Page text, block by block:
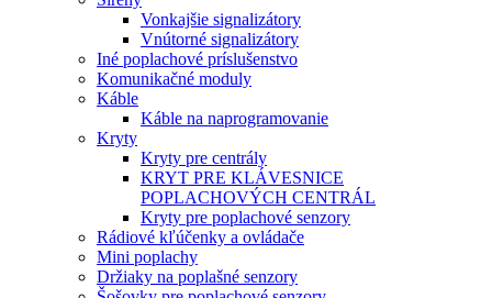
Vonkajšie signalizátory
Vnútorné signalizátory
Iné poplachové príslušenstvo
Komunikačné moduly
Káble
Káble na naprogramovanie
Kryty
Kryty pre centrály
KRYT PRE KLÁVESNICE
POPLACHOVÝCH CENTRÁL
Kryty pre poplachové senzory
Rádiové kľúčenky a ovládače
Mini poplachy
Držiaky na poplašné senzory